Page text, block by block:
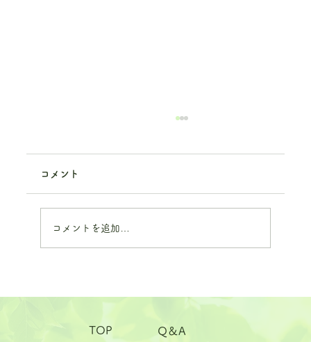
いために ――梅雨と気温上昇が心身に与
える影響と、その整え方――
コメント
コメントを追加…
TOP Q＆A